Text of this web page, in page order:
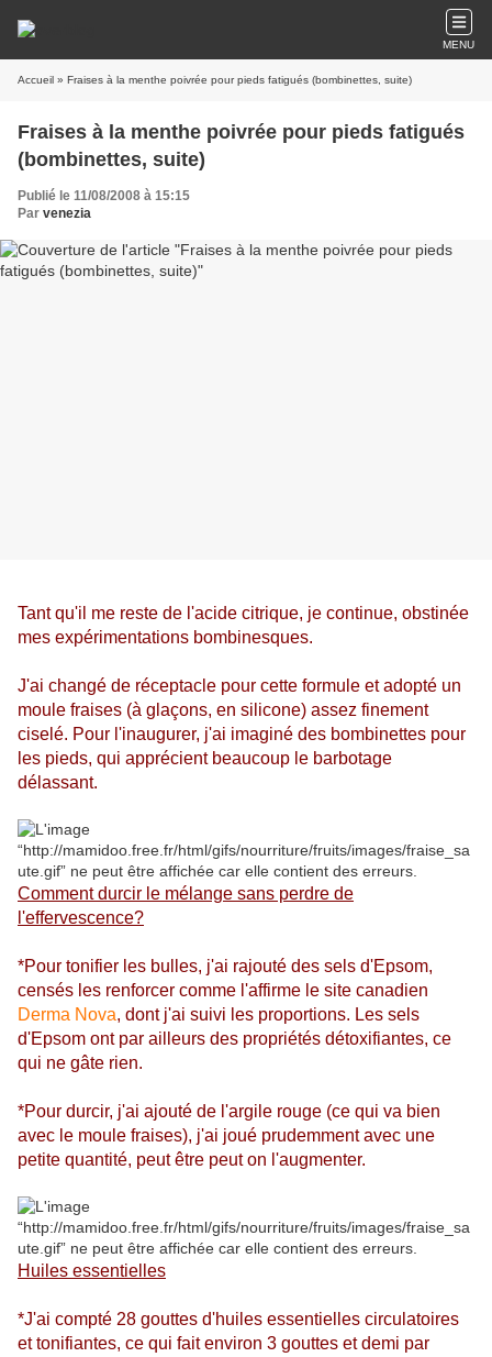
MENU
Accueil » Fraises à la menthe poivrée pour pieds fatigués (bombinettes, suite)
Fraises à la menthe poivrée pour pieds fatigués
(bombinettes, suite)
Publié le 11/08/2008 à 15:15
Par venezia
Tant qu'il me reste de l'acide citrique, je continue, obstinée
mes expérimentations bombinesques.
J'ai changé de réceptacle pour cette formule et adopté un
moule fraises (à glaçons, en silicone) assez finement
ciselé. Pour l'inaugurer, j'ai imaginé des bombinettes pour
les pieds, qui apprécient beaucoup le barbotage
délassant.
Comment durcir le mélange sans perdre de
l'effervescence?
*Pour tonifier les bulles, j'ai rajouté des sels d'Epsom,
censés les renforcer comme l'affirme le site canadien
Derma Nova, dont j'ai suivi les proportions. Les sels
d'Epsom ont par ailleurs des propriétés détoxifiantes, ce
qui ne gâte rien.
*Pour durcir, j'ai ajouté de l'argile rouge (ce qui va bien
avec le moule fraises), j'ai joué prudemment avec une
petite quantité, peut être peut on l'augmenter.
Huiles essentielles
*J'ai compté 28 gouttes d'huiles essentielles circulatoires
et tonifiantes, ce qui fait environ 3 gouttes et demi par